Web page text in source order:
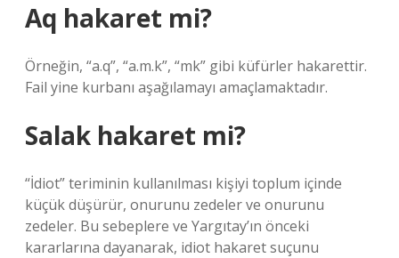
Aq hakaret mi?
Örneğin, “a.q”, “a.m.k”, “mk” gibi küfürler hakarettir.
Fail yine kurbanı aşağılamayı amaçlamaktadır.
Salak hakaret mi?
“İdiot” teriminin kullanılması kişiyi toplum içinde
küçük düşürür, onurunu zedeler ve onurunu
zedeler. Bu sebeplere ve Yargıtay’ın önceki
kararlarına dayanarak, idiot hakaret suçunu